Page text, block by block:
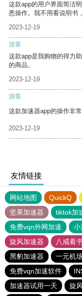
这款app的用户界面简洁
悉操作。我不用看说明书
2023-12-19
游客
这款app是我购物的得力
的商品。
2023-12-19
游客
这款加速器app的操作非
2023-12-19
友情链接
网站地图 QuickQ
坚果加速器
tiktok加
免费vqn外网加速
小
旋风加速器
八戒看书
黑豹加速器
一元机场
免费vqn加速软件
加速器试用一天
旋